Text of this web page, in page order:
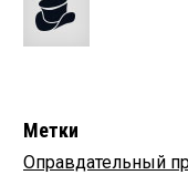
Метки
Оправдательный